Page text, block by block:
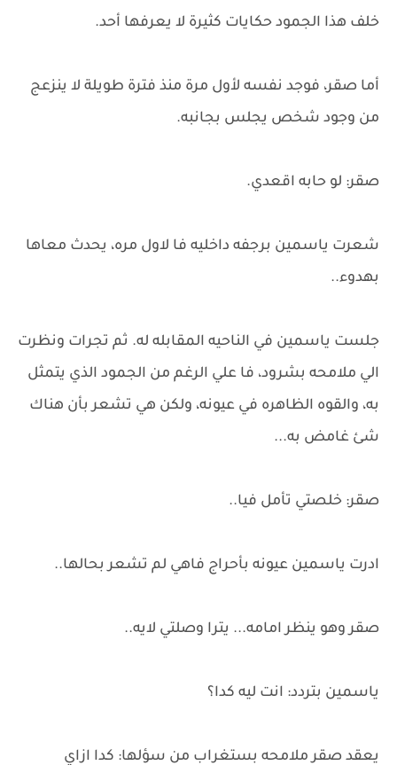
خلف هذا الجمود حكايات كثيرة لا يعرفها أحد.
أما صقر، فوجد نفسه لأول مرة منذ فترة طويلة لا ينزعج
من وجود شخص يجلس بجانبه.
صقر: لو حابه اقعدي.
شعرت ياسمين برجفه داخليه فا لاول مره، يحدث معاها
بهدوء..
جلست ياسمين في الناحيه المقابله له. ثم تجرات ونظرت
الي ملامحه بشرود، فا علي الرغم من الجمود الذي يتمثل
به، والقوه الظاهره في عيونه، ولكن هي تشعر بأن هناك
شئ غامض به...
صقر: خلصتي تأمل فيا..
ادرت ياسمين عيونه بأحراج فاهي لم تشعر بحالها..
صقر وهو ينظر امامه... يترا وصلتي لايه..
ياسمين بتردد: انت ليه كدا؟
يعقد صقر ملامحه بستغراب من سؤلها: كدا ازاي